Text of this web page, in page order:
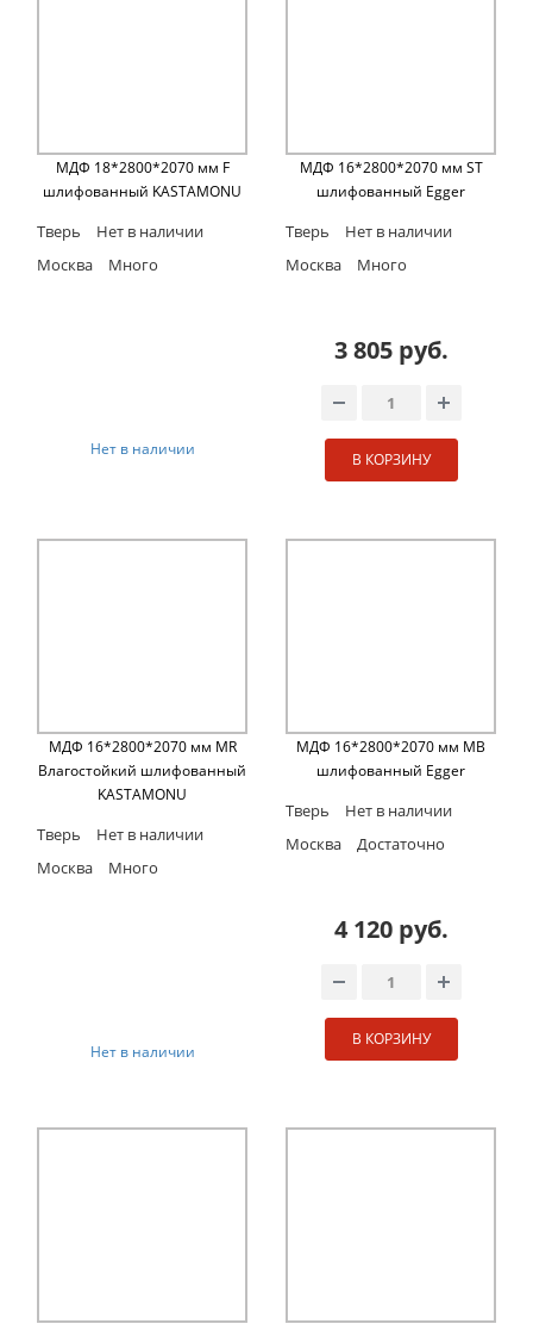
МДФ 18*2800*2070 мм F
шлифованный KASTAMONU
Тверь
Нет в наличии
Москва
Много
Нет в наличии
МДФ 16*2800*2070 мм ST
шлифованный Egger
Тверь
Нет в наличии
Москва
Много
3 805 руб.
В КОРЗИНУ
МДФ 16*2800*2070 мм MR
Влагостойкий шлифованный
KASTAMONU
Тверь
Нет в наличии
Москва
Много
Нет в наличии
МДФ 16*2800*2070 мм MB
шлифованный Egger
Тверь
Нет в наличии
Москва
Достаточно
4 120 руб.
В КОРЗИНУ